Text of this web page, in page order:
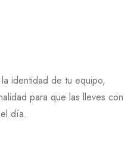
identidad de tu equipo,
para que las lleves con
día.